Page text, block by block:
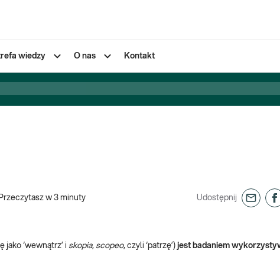
wiedzy O nas Kontakt
Przeczytasz w 3 minuty Udostępnij
jako ‘wewnątrz’ i skopia, scopeo, czyli ‘patrzę’) jest badaniem